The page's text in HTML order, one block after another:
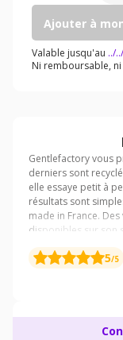
Ajouter à
Valable jusqu'au ../
Ni remboursable,
5/5